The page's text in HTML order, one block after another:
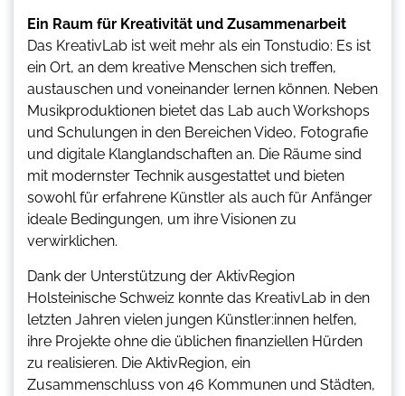
Ein Raum für Kreativität und Zusammenarbeit
Das KreativLab ist weit mehr als ein Tonstudio: Es ist
ein Ort, an dem kreative Menschen sich treffen,
austauschen und voneinander lernen können. Neben
Musikproduktionen bietet das Lab auch Workshops
und Schulungen in den Bereichen Video, Fotografie
und digitale Klanglandschaften an. Die Räume sind
mit modernster Technik ausgestattet und bieten
sowohl für erfahrene Künstler als auch für Anfänger
ideale Bedingungen, um ihre Visionen zu
verwirklichen.
Dank der Unterstützung der AktivRegion
Holsteinische Schweiz konnte das KreativLab in den
letzten Jahren vielen jungen Künstler:innen helfen,
ihre Projekte ohne die üblichen finanziellen Hürden
zu realisieren. Die AktivRegion, ein
Zusammenschluss von 46 Kommunen und Städten,